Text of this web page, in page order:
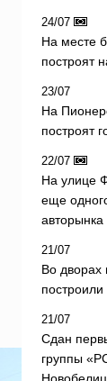
24/07
На месте
построят
23/07
На
построят
22/07
На улице
еще
авторынка
21/07
Во дворах
21/07
Сдан
группы